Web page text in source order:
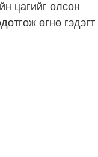
цагийг олсон
өгнө гэдэгт